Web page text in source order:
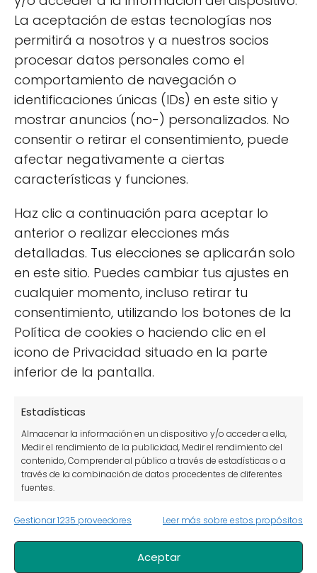
La aceptación de estas tecnologías nos
permitirá a nosotros y a nuestros socios
procesar datos personales como el
comportamiento de navegación o
identificaciones únicas (IDs) en este sitio y
mostrar anuncios (no-) personalizados. No
consentir o retirar el consentimiento, puede
afectar negativamente a ciertas
características y funciones.
Haz clic a continuación para aceptar lo
anterior o realizar elecciones más
detalladas. Tus elecciones se aplicarán solo
en este sitio. Puedes cambiar tus ajustes en
cualquier momento, incluso retirar tu
consentimiento, utilizando los botones de la
Política de cookies o haciendo clic en el
icono de Privacidad situado en la parte
inferior de la pantalla.
Estadísticas
Almacenar la información en un dispositivo y/o acceder a ella,
Medir el rendimiento de la publicidad, Medir el rendimiento del
contenido, Comprender al público a través de estadísticas o a
través de la combinación de datos procedentes de diferentes
fuentes.
Marketing
Almacenar la información en un dispositivo y/o acceder a ella,
Uso de datos limitados para seleccionar anuncios básicos,
Gestionar 1235 proveedores Leer más sobre estos propósitos
Aceptar
Paisajismo
1 artículos
Cómo construir un
estanque en tu jardín de
forma rápida y sencilla
Paisajismo